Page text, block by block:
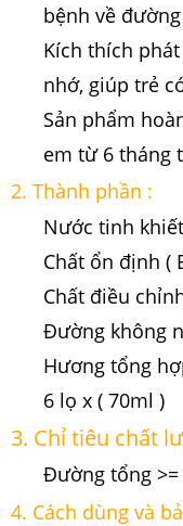
bệnh về
Kích thích
nhớ, giúp trẻ
Sản phẩm
em từ 6 tháng
2. Thành phần :
Nước tinh
Chất ổn định (
Chất điều
Đường không
Hương tổng
6 lọ x ( 70ml )
3. Chỉ tiêu chất
Đường tổng >=
4. Cách dùng và